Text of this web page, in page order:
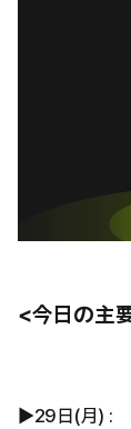
<今日の主
▶29日(月) :